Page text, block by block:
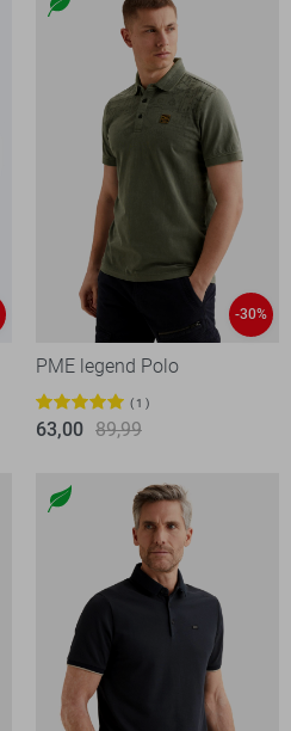
-30%
PME legend Polo
1
63,00 89,99